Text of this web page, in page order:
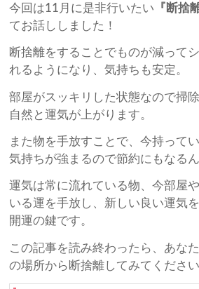
今回は11月に是非行いたい 『断捨
てお話ししました！
断捨離をすることでものが減って
れるようになり、気持ちも安定。
部屋がスッキリした状態なので掃
自然と運気が上がります。
また物を手放すことで、今持って
気持ちが強まるので節約にもなるん
運気は常に流れている物、今部屋
いる運を手放し、新しい良い運気
開運の鍵です。
この記事を読み終わったら、あな
の場所から断捨離してみてください